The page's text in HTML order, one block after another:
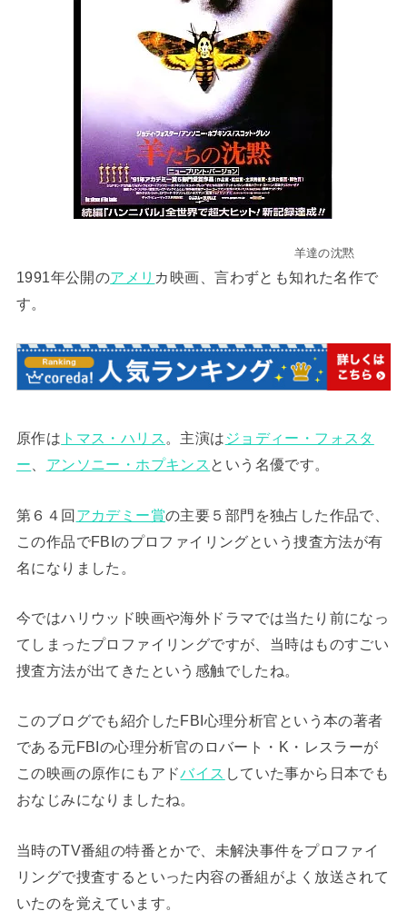
羊達の沈黙
1991年公開のアメリ カ映画、言わずとも知れた名作で
す。
原作は トマス・ハリス 。主演は ジョディー・フォスタ
ー
アンソニー・ホプキンス という名優です。
第６４回 アカデミー賞の主要５部門を独占した作品で、
この作品でFBIのプロファイリングという捜査方法が有
名になりました。
今ではハリウッド映画や海外ドラマでは当たり前になっ
てしまったプロファイリングですが、当時はものすごい
捜査方法が出てきたという感触でしたね。
このブログでも紹介したFBI心理分析官という本の著者
である元FBIの心理分析官のロバート・K・レスラーが
この映画の原作にもアドバイス していた事から日本でも
おなじみになりましたね。
当時のTV番組の特番とかで、未解決事件をプロファイ
リングで捜査するといった内容の番組がよく放送されて
いたのを覚えています。